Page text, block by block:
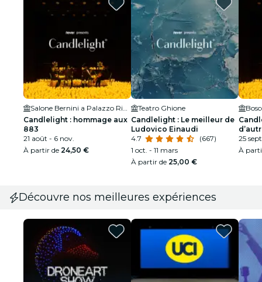
Salone Bernini a Palazzo Ripetta
Candlelight : hommage aux
883
21 août - 6 nov.
À partir de 24,50 €
Teatro Ghione
Candlelight : Le meilleur de
Ludovico Einaudi
4.7
(667)
1 oct. - 11 mars
À partir de 25,00 €
25
À
Découvre nos meilleures expériences